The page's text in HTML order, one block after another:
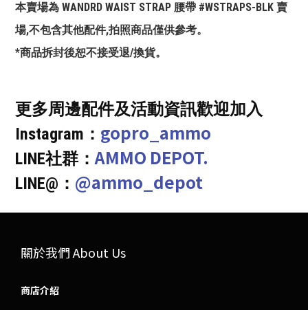
本賣場為 WANDRD WAIST STRAP 腰帶 #WSTRAPS-BLK 賣
場,不包含其他配件,拍照商品僅供參考。
*商品拆封後恕不接受退/換貨。
更多周邊配件及活動資訊歡迎加入
Instagram： gopro_ammo
LINE社群：AMMO DEPOT.
LINE@： @ammo_depot
關於我們 About Us
商店介紹